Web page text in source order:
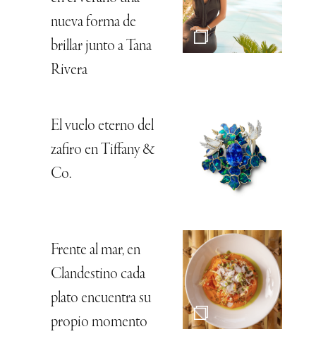
nueva forma de
brillar junto a Tana
Rivera
El vuelo eterno del
zafiro en Tiffany &
Co.
Frente al mar, en
Clandestino cada
plato encuentra su
propio momento